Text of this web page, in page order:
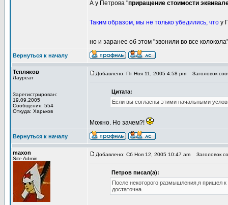
А у Петрова "приращение стоимости
Таким образом, мы не только убедились, что у
но и заранее об этом "звонили во все
Вернуться к началу
Тепляков
Лауреат
Зарегистрирован:
19.09.2005
Сообщения: 554
Откуда: Харьков
Добавлено: Пт Ноя 11, 2005 4:58 pm Заголовок
Цитата:
Если вы согласны этими начальными
Можно. Но зачем?!
Вернуться к началу
maxon
Site Admin
Добавлено: Сб Ноя 12, 2005 10:47 am Заголовок
Петров писал(а):
После некоторого размышления,я пришел
достаточна.